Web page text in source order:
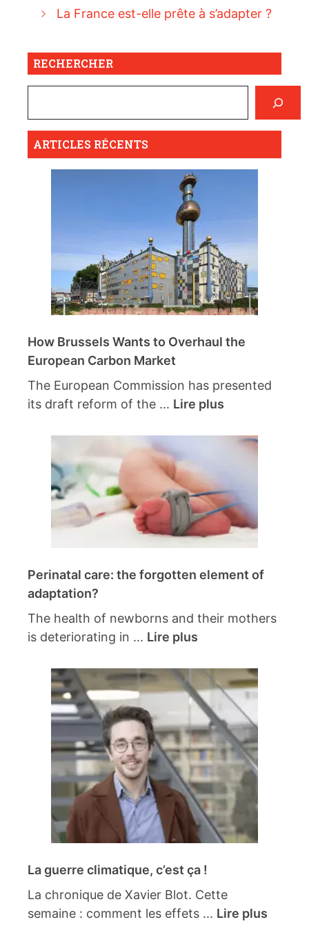
La France est-elle prête à s’adapter ?
RECHERCHER
ARTICLES RÉCENTS
How Brussels Wants to Overhaul the
European Carbon Market
The European Commission has presented
its draft reform of the ... Lire plus
Perinatal care: the forgotten element of
adaptation?
The health of newborns and their mothers
is deteriorating in ... Lire plus
La guerre climatique, c’est ça !
La chronique de Xavier Blot. Cette
semaine : comment les effets ... Lire plus